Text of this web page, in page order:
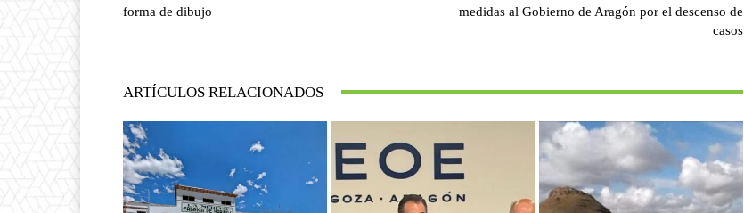
forma de dibujo
medidas al Gobierno de Aragón por el descenso de
casos
ARTÍCULOS RELACIONADOS